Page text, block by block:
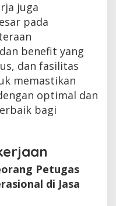
juga
pada
benefit yang
dan fasilitas
memastikan
optimal dan
bagi
Petugas
di Jasa